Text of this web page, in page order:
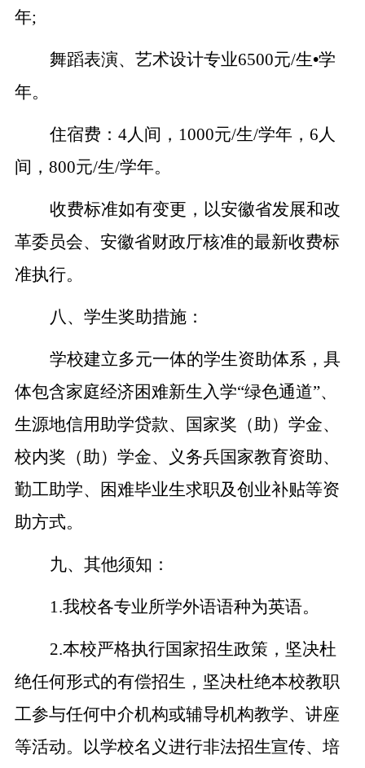
年;
舞蹈表演、艺术设计专业6500元/生•学
年。
住宿费：4人间，1000元/生/学年，6人
间，800元/生/学年。
收费标准如有变更，以安徽省发展和改
革委员会、安徽省财政厅核准的最新收费标
准执行。
八、学生奖助措施：
学校建立多元一体的学生资助体系，具
体包含家庭经济困难新生入学“绿色通道”、
生源地信用助学贷款、国家奖（助）学金、
校内奖（助）学金、义务兵国家教育资助、
勤工助学、困难毕业生求职及创业补贴等资
助方式。
九、其他须知：
1.我校各专业所学外语语种为英语。
2.本校严格执行国家招生政策，坚决杜
绝任何形式的有偿招生，坚决杜绝本校教职
工参与任何中介机构或辅导机构教学、讲座
等活动。以学校名义进行非法招生宣传、培